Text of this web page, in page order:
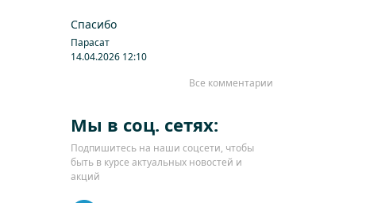
Спасибо
Парасат
14.04.2026 12:10
Все комментарии
Мы в соц. сетях:
Подпишитесь на наши соцсети, чтобы
быть в курсе актуальных новостей и
акций